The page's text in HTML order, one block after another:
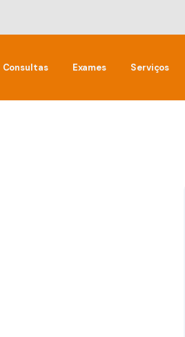
Consultas Exames Serviços